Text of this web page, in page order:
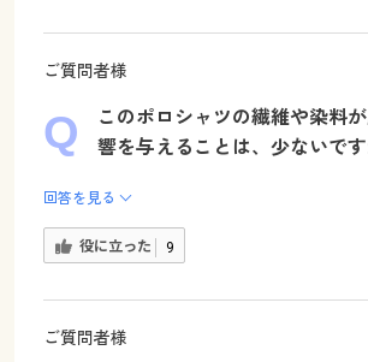
ご質問者様
このポロシャツの繊維や染料
響を与えることは、少ないで
回答を見る
役に立った 9
ご質問者様